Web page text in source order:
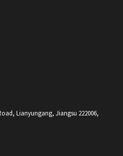
Lianyungang, Jiangsu 222006,